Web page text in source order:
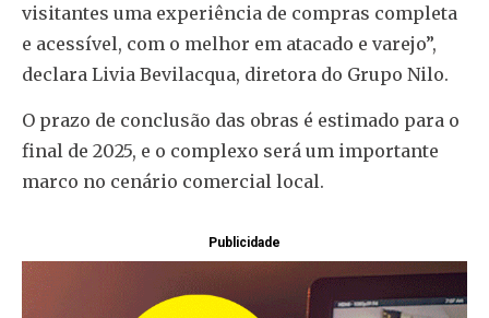
visitantes uma experiência de compras completa
e acessível, com o melhor em atacado e varejo”,
declara Livia Bevilacqua, diretora do Grupo Nilo.
O prazo de conclusão das obras é estimado para o
final de 2025, e o complexo será um importante
marco no cenário comercial local.
Publicidade